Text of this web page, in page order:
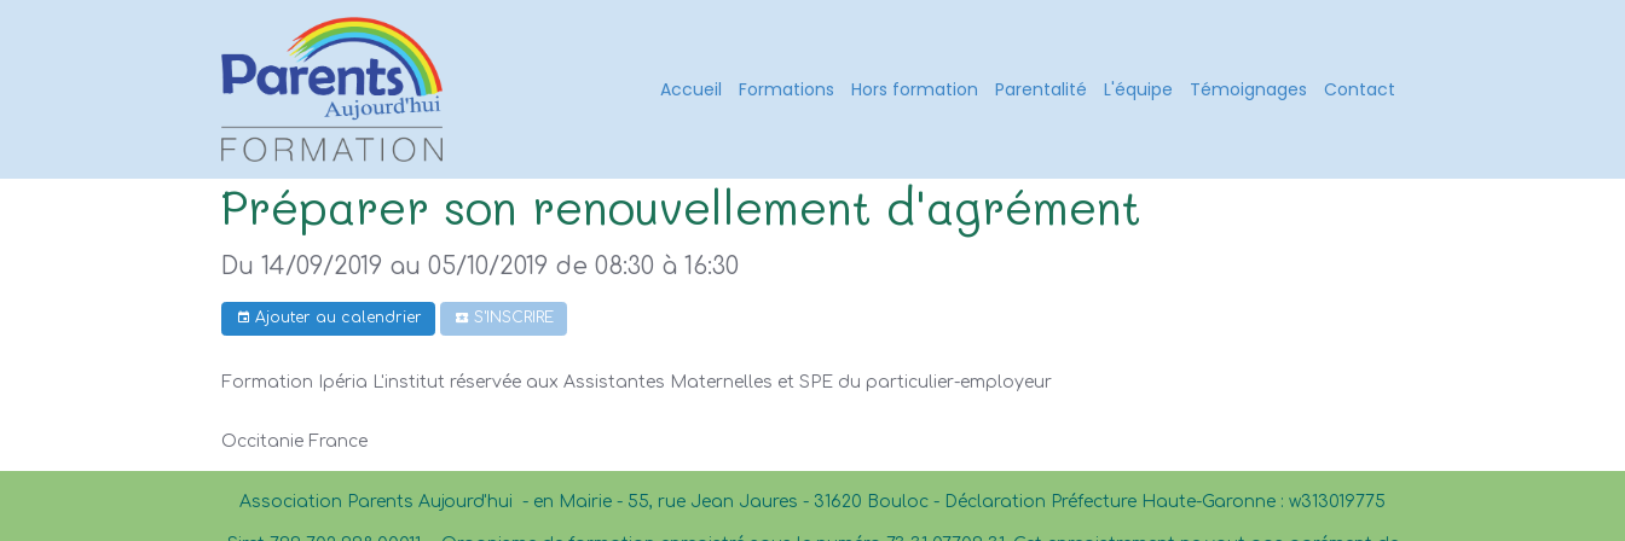
Accueil Formations Hors formation Parentalité L'équipe Témoignages Contact
Préparer son renouvellement d'agrément
Du 14/09/2019 au 05/10/2019 de 08:30 à 16:30
Ajouter au calendrier S'INSCRIRE
Formation Ipéria L'institut réservée aux Assistantes Maternelles et SPE du particulier-employeur
Occitanie France
Association Parents Aujourd'hui - en Mairie - 55, rue Jean Jaures - 31620 Bouloc - Déclaration Préfecture Haute-Garonne : w313019775